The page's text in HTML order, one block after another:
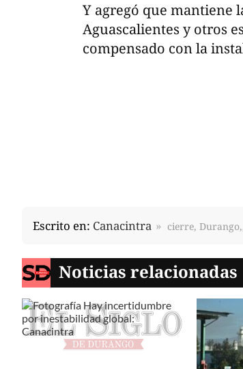
Y agregó que mantiene
Aguascalientes y otros
compensado con la
Escrito en: Canacintra cierre,
Noticias relacionadas